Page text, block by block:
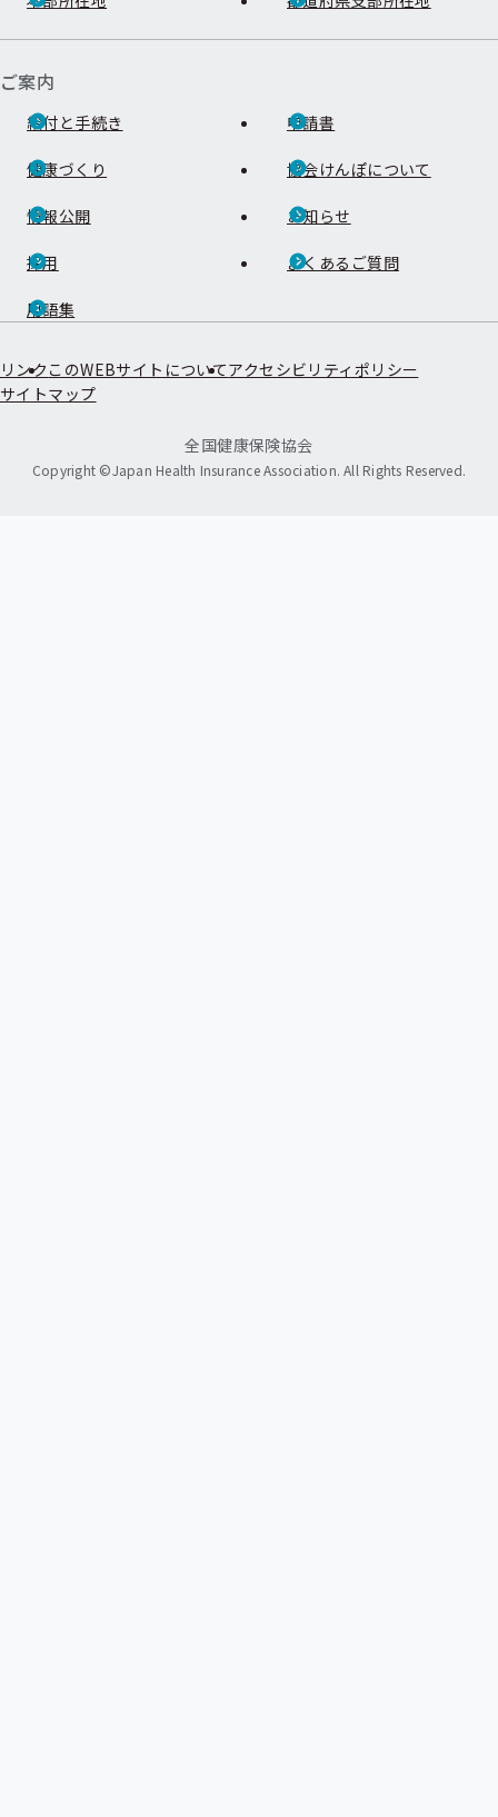
ご案内
給付と手続き 申請書
健康づくり 協会けんぽについて
情報公開 お知らせ
採用 よくあるご質問
用語集
リンク このWEBサイトについてアクセシビリティポリシー
サイトマップ
全国健康保険協会
Copyright ©Japan Health Insurance Association. All Rights Reserved.